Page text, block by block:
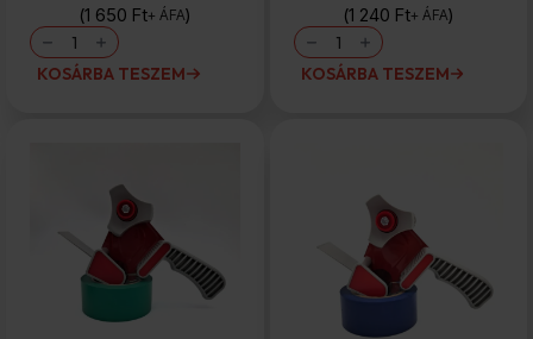
1 650 Ft+ ÁFA
Kétoldalas
tapadószalag
25mm/50m
mennyiség
KOSÁRBA TESZEM
1 240 Ft+ ÁFA
Kétoldalas
tapadószalag
19mm/50m
mennyiség
KOSÁRBA TESZEM